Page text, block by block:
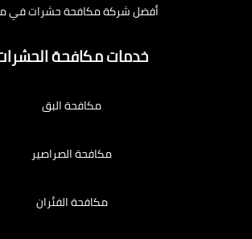
أفضل شركة مكافحة حشرات في
خدمات مكافحة
مكافحة البق
مكافحة الصراصير
مكافحة الفئران